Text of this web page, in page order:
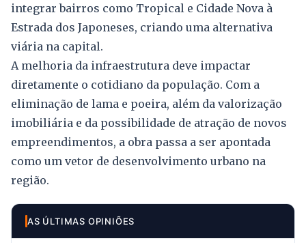
integrar bairros como Tropical e Cidade Nova à
Estrada dos Japoneses, criando uma alternativa
viária na capital.
A melhoria da infraestrutura deve impactar
diretamente o cotidiano da população. Com a
eliminação de lama e poeira, além da valorização
imobiliária e da possibilidade de atração de novos
empreendimentos, a obra passa a ser apontada
como um vetor de desenvolvimento urbano na
região.
AS ÚLTIMAS OPINIÕES